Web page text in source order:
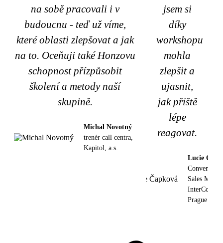
na sobě pracovali i v
budoucnu - teď už víme,
které oblasti zlepšovat a jak
na to. Oceňuji také Honzovu
schopnost přízpůsobit
školení a metody naší
skupině.
Michal Novotný
trenér call centra,
Kapitol, a.s.
jsem si
díky
workshopu
mohla
zlepšit a
ujasnit,
jak příště
lépe
reagovat.
Lucie
Convention
Sales
Prague